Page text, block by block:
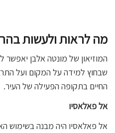
מה לראות ולעשות
המוזיאון של מונטה אלבן
שבחוץ למידה על המקום ועל
החיים בתקופה הפעילה של העיר.
אל פאלאסיו
אל פאלאסיו היה מבנה בשימוש